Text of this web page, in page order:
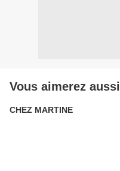
Vous aimerez aussi
CHEZ MARTINE